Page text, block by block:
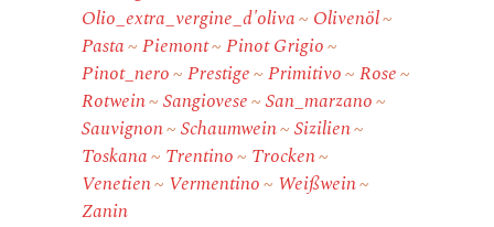
Olio_extra_vergine_d'oliva
Olivenöl
Pasta
Piemont
Pinot Grigio
Pinot_nero
Prestige Primitivo
Rose
Rotwein
Sangiovese
San_marzano
Sauvignon
Schaumwein
Sizilien
Toskana
Trentino
Trocken
Venetien
Vermentino
Weißwein
Zanin